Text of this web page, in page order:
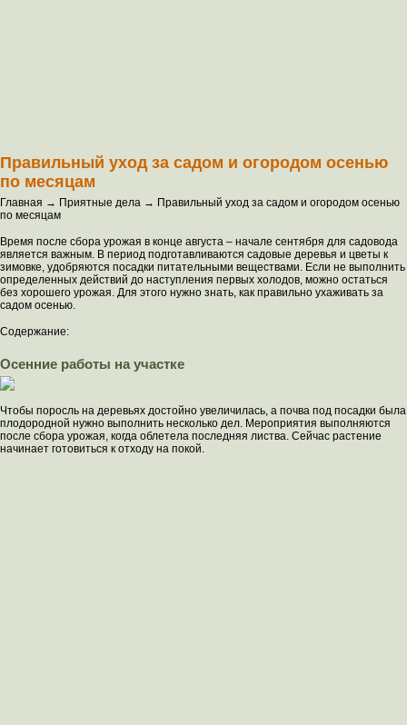
Правильный уход за садом и огородом осенью
по месяцам
Главная → Приятные дела → Правильный уход за садом и огородом осенью
по месяцам
Время после сбора урожая в конце августа – начале сентября для садовода
является важным. В период подготавливаются садовые деревья и цветы к
зимовке, удобряются посадки питательными веществами. Если не выполнить
определенных действий до наступления первых холодов, можно остаться
без хорошего урожая. Для этого нужно знать, как правильно ухаживать за
садом осенью.
Содержание:
Осенние работы на участке
Чтобы поросль на деревьях достойно увеличилась, а почва под посадки была
плодородной нужно выполнить несколько дел. Мероприятия выполняются
после сбора урожая, когда облетела последняя листва. Сейчас растение
начинает готовиться к отходу на покой.